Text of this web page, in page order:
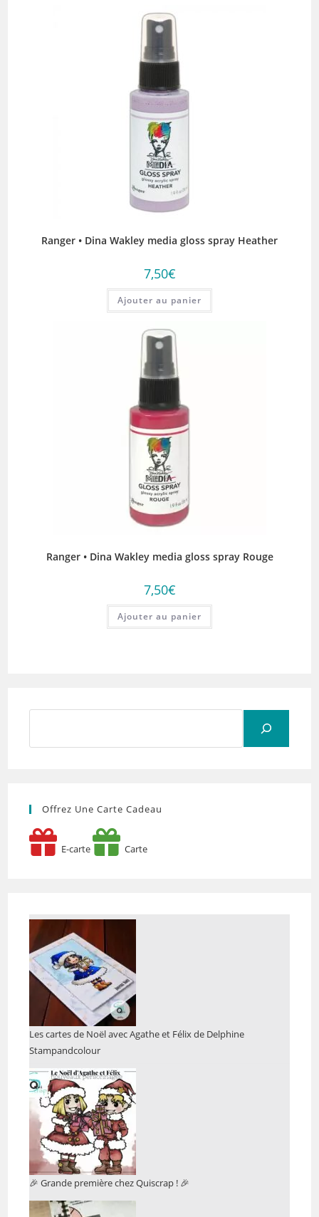
Ranger • Dina Wakley media gloss spray Heather
7,50€
Ajouter au panier
Ranger • Dina Wakley media gloss spray Rouge
7,50€
Ajouter au panier
Offrez Une Carte Cadeau
E-carte Carte
Les cartes de Noël avec Agathe et Félix de Delphine
Stampandcolour
🎉 Grande première chez Quiscrap ! 🎉